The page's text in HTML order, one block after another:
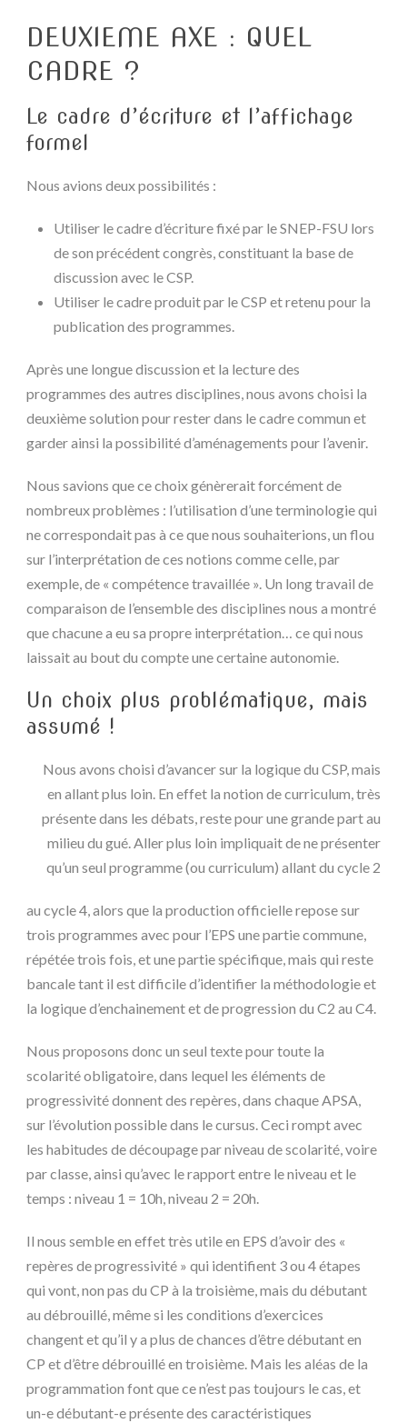
DEUXIEME AXE : QUEL
CADRE ?
Le cadre d’écriture et l’affichage
formel
Nous avions deux possibilités :
Utiliser le cadre d’écriture fixé par le SNEP-FSU lors
de son précédent congrès, constituant la base de
discussion avec le CSP.
Utiliser le cadre produit par le CSP et retenu pour la
publication des programmes.
Après une longue discussion et la lecture des
programmes des autres disciplines, nous avons choisi la
deuxième solution pour rester dans le cadre commun et
garder ainsi la possibilité d’aménagements pour l’avenir.
Nous savions que ce choix génèrerait forcément de
nombreux problèmes : l’utilisation d’une terminologie qui
ne correspondait pas à ce que nous souhaiterions, un flou
sur l’interprétation de ces notions comme celle, par
exemple, de « compétence travaillée ». Un long travail de
comparaison de l’ensemble des disciplines nous a montré
que chacune a eu sa propre interprétation… ce qui nous
laissait au bout du compte une certaine autonomie.
Un choix plus problématique, mais
assumé !
Nous avons choisi d’avancer sur la logique du CSP, mais
en allant plus loin. En effet la notion de curriculum, très
présente dans les débats, reste pour une grande part au
milieu du gué. Aller plus loin impliquait de ne présenter
qu’un seul programme (ou curriculum) allant du cycle 2
au cycle 4, alors que la production officielle repose sur
trois programmes avec pour l’EPS une partie commune,
répétée trois fois, et une partie spécifique, mais qui reste
bancale tant il est difficile d’identifier la méthodologie et
la logique d’enchainement et de progression du C2 au C4.
Nous proposons donc un seul texte pour toute la
scolarité obligatoire, dans lequel les éléments de
progressivité donnent des repères, dans chaque APSA,
sur l’évolution possible dans le cursus. Ceci rompt avec
les habitudes de découpage par niveau de scolarité, voire
par classe, ainsi qu’avec le rapport entre le niveau et le
temps : niveau 1 = 10h, niveau 2 = 20h.
Il nous semble en effet très utile en EPS d’avoir des «
repères de progressivité » qui identifient 3 ou 4 étapes
qui vont, non pas du CP à la troisième, mais du débutant
au débrouillé, même si les conditions d’exercices
changent et qu’il y a plus de chances d’être débutant en
CP et d’être débrouillé en troisième. Mais les aléas de la
programmation font que ce n’est pas toujours le cas, et
un-e débutant-e présente des caractéristiques